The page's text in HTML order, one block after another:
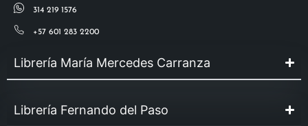
314 219 1576
+57 601 283 2200
Librería María Mercedes Carranza
Librería Fernando del Paso